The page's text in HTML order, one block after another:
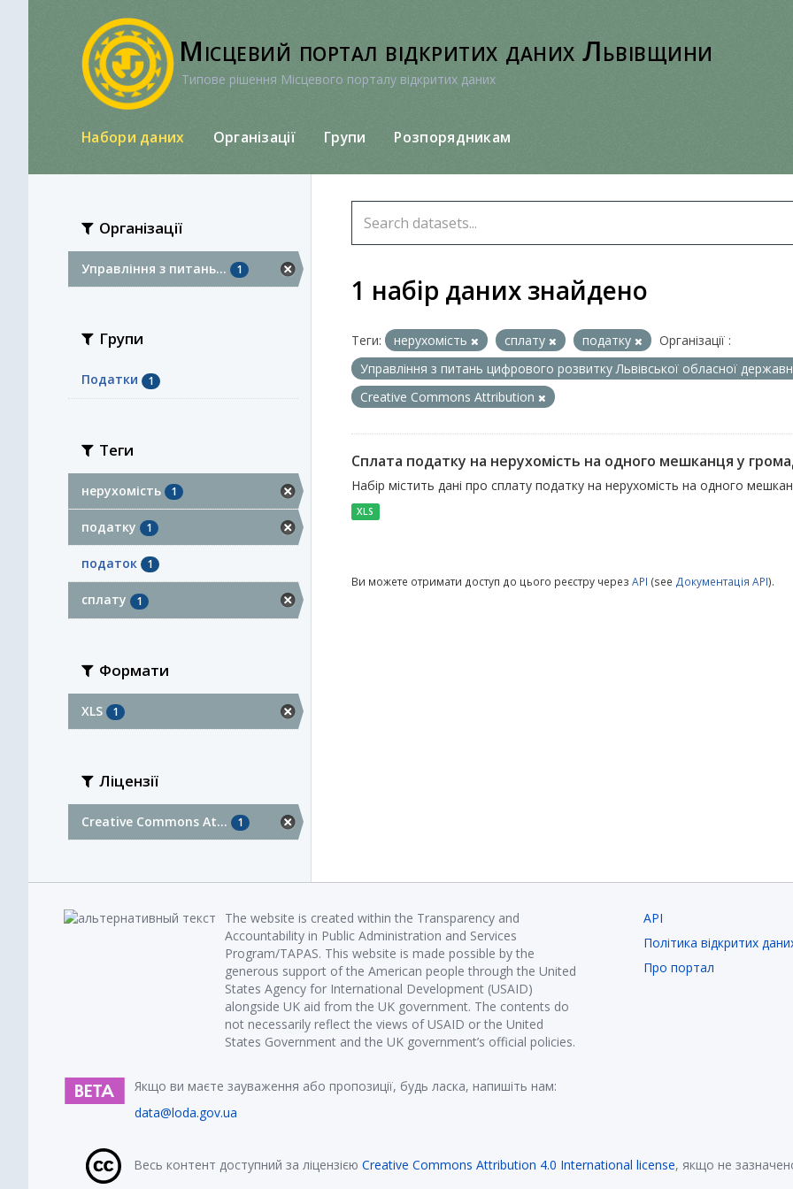
Місцевий портал відкритих даних Львівщини
Типове рішення Місцевого порталу відкритих даних
Набори даних Організації Групи Розпорядникам
Організації
Управління з питань... 1
Групи
Податки 1
Теги
нерухомість 1
податку 1
податок 1
сплату 1
Формати
XLS 1
Ліцензії
Creative Commons At... 1
1 набір даних знайдено
Теги: нерухомість сплату податку
Організації :
Управління з питань цифрового розвитку Львівської обласної
Creative Commons Attribution
Сплата податку на нерухомість на одного мешканця у
Набір містить дані про сплату податку на нерухомість на одного
XLS
Ви можете отримати доступ до цього реєстру через API (see Документація API).
The website is created within the Transparency and
Accountability in Public Administration and Services
Program/TAPAS. This website is made possible by the
generous support of the American people through the United
States Agency for International Development (USAID)
alongside UK aid from the UK government. The contents do
not necessarily reflect the views of USAID or the United
States Government and the UK government’s official policies.
Якщо ви маєте зауваження або пропозиції, будь ласка, напишіть нам:
data@loda.gov.ua
API
Політика відкритих
Про портал
Весь контент доступний за ліцензією Creative Commons Attribution 4.0 International license, якщо не